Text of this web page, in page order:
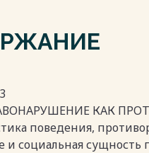
КАК
поведения,
и социальная сущность